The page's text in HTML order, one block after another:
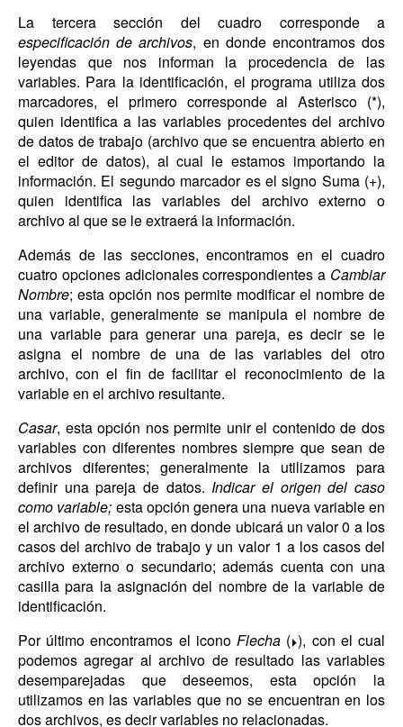
La tercera sección del cuadro corresponde a
especificación de archivos, en donde encontramos dos
leyendas que nos informan la procedencia de las
variables. Para la identificación, el programa utiliza dos
marcadores, el primero corresponde al Asterisco (*),
quien identifica a las variables procedentes del archivo
de datos de trabajo (archivo que se encuentra abierto en
el editor de datos), al cual le estamos importando la
información. El segundo marcador es el signo Suma (+),
quien identifica las variables del archivo externo o
archivo al que se le extraerá la información.
Además de las secciones, encontramos en el cuadro
cuatro opciones adicionales correspondientes a Cambiar
Nombre; esta opción nos permite modificar el nombre de
una variable, generalmente se manipula el nombre de
una variable para generar una pareja, es decir se le
asigna el nombre de una de las variables del otro
archivo, con el fin de facilitar el reconocimiento de la
variable en el archivo resultante.
Casar, esta opción nos permite unir el contenido de dos
variables con diferentes nombres siempre que sean de
archivos diferentes; generalmente la utilizamos para
definir una pareja de datos.Indicar el origen del caso
como variable; esta opción genera una nueva variable en
el archivo de resultado, en donde ubicará un valor 0 a los
casos del archivo de trabajo y un valor 1 a los casos del
archivo externo o secundario; además cuenta con una
casilla para la asignación del nombre de la variable de
identificación.
Por último encontramos el iconoFlecha ( ), con el cual
podemos agregar al archivo de resultado las variables
desemparejadas que deseemos, esta opción la
utilizamos en las variables que no se encuentran en los
dos archivos, es decir variables no relacionadas.